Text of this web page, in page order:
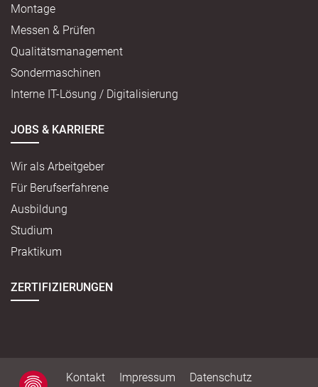
Montage
Messen & Prüfen
Qualitätsmanagement
Sondermaschinen
Interne IT-Lösung / Digitalisierung
JOBS & KARRIERE
Wir als Arbeitgeber
Für Berufserfahrene
Ausbildung
Studium
Praktikum
ZERTIFIZIERUNGEN
Kontakt Impressum Datenschutz